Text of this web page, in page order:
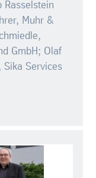
Rasselstein
Muhr &
GmbH; Olaf
Sika Services